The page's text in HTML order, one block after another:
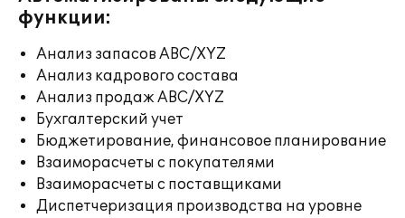
функции:
Анализ запасов ABC/XYZ
Анализ кадрового состава
Анализ продаж ABC/XYZ
Бухгалтерский учет
Бюджетирование, финансовое планирование
Взаиморасчеты с покупателями
Взаиморасчеты с поставщиками
Диспетчеризация производства на уровне